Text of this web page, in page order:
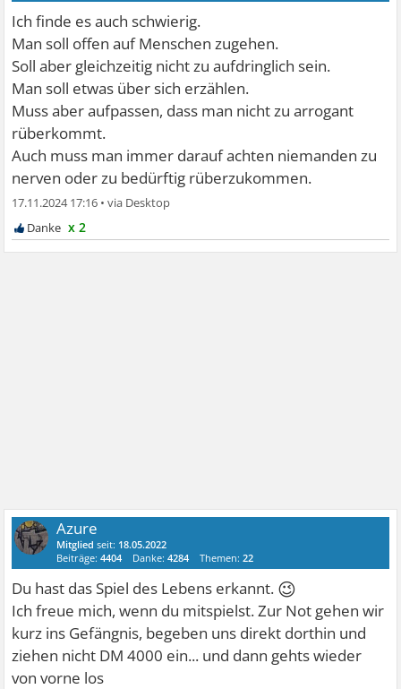
Ich finde es auch schwierig.
Man soll offen auf Menschen zugehen.
Soll aber gleichzeitig nicht zu aufdringlich sein.
Man soll etwas über sich erzählen.
Muss aber aufpassen, dass man nicht zu arrogant
rüberkommt.
Auch muss man immer darauf achten niemanden zu
nerven oder zu bedürftig rüberzukommen.
17.11.2024 17:16 •
x 2
Azure
Mitglied seit: 18.05.2022
Beiträge:4404 Danke:4284 Themen:22
Du hast das Spiel des Lebens erkannt. 😉
Ich freue mich, wenn du mitspielst. Zur Not gehen wir
kurz ins Gefängnis, begeben uns direkt dorthin und
ziehen nicht DM 4000 ein... und dann gehts wieder
von vorne los